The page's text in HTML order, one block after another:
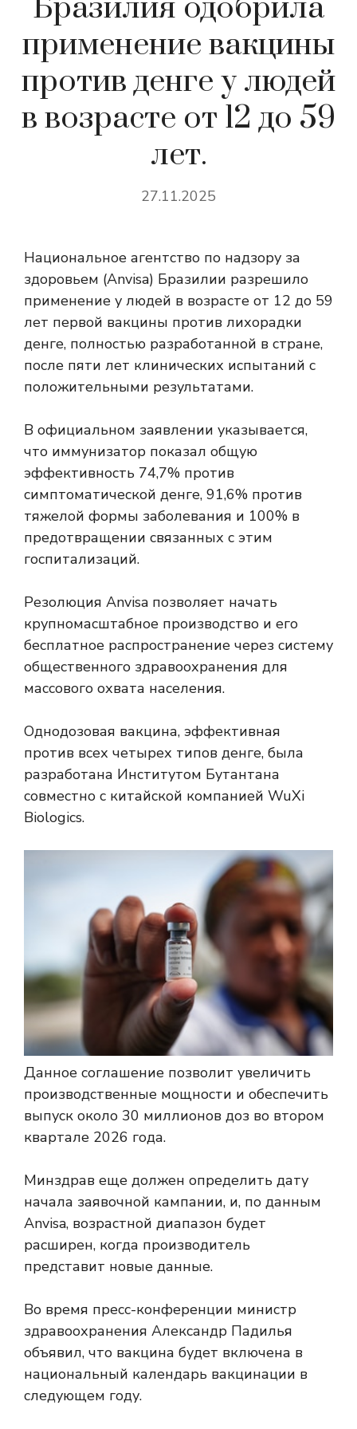
Бразилия одобрила
применение вакцины
против денге у людей
в возрасте от 12 до 59
лет.
27.11.2025
Национальное агентство по надзору за
здоровьем (Anvisa) Бразилии разрешило
применение у людей в возрасте от 12 до 59
лет первой вакцины против лихорадки
денге, полностью разработанной в стране,
после пяти лет клинических испытаний с
положительными результатами.
В официальном заявлении указывается,
что иммунизатор показал общую
эффективность 74,7% против
симптоматической денге, 91,6% против
тяжелой формы заболевания и 100% в
предотвращении связанных с этим
госпитализаций.
Резолюция Anvisa позволяет начать
крупномасштабное производство и его
бесплатное распространение через систему
общественного здравоохранения для
массового охвата населения.
Однодозовая вакцина, эффективная
против всех четырех типов денге, была
разработана Институтом Бутантана
совместно с китайской компанией WuXi
Biologics.
Данное соглашение позволит увеличить
производственные мощности и обеспечить
выпуск около 30 миллионов доз во втором
квартале 2026 года.
Минздрав еще должен определить дату
начала заявочной кампании, и, по данным
Anvisa, возрастной диапазон будет
расширен, когда производитель
представит новые данные.
Во время пресс-конференции министр
здравоохранения Александр Падилья
объявил, что вакцина будет включена в
национальный календарь вакцинации в
следующем году.